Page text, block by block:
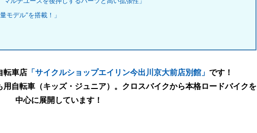
モデル”を搭載！」
転車店 「サイクルショップエイリン今出川京大前店別館」 です！
用自転車（キッズ・ジュニア）。クロスバイクから本格ロードバイクを
中心に展開しています！